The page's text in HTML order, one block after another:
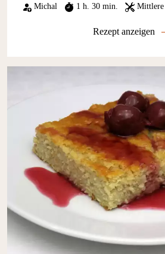
Michal 1 h. 30 min. Mittlere
Rezept anzeigen